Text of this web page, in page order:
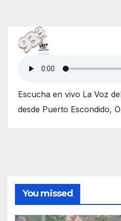
Escucha en vivo La Voz
desde Puerto Escondido,
You missed